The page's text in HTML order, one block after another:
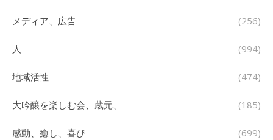
メディア、広告 (256)
人 (994)
地域活性 (474)
大吟醸を楽しむ会、蔵元、 (185)
感動、癒し、喜び (699)